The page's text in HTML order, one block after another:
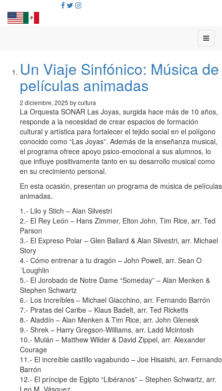
Un Viaje Sinfónico: Música de
películas animadas
2 diciembre, 2025 by cultura
La Orquesta SONAR Las Joyas, surgida hace más de 10 años,
responde a la necesidad de crear espacios de formación
cultural y artística para fortalecer el tejido social en el polígono
conocido como “Las Joyas”. Además de la enseñanza musical,
el programa ofrece apoyo psico-emocional a sus alumnos, lo
que influye positivamente tanto en su desarrollo musical como
en su crecimiento personal.
En esta ocasión, presentan un programa de música de películas
animadas.
1.- Lilo y Stich – Alan Silvestri
2.- El Rey León – Hans Zimmer, Elton John, Tim Rice, arr. Ted
Parson
3.- El Expreso Polar – Glen Ballard & Alan Silvestri, arr. Michael
Story
4.- Cómo entrenar a tu dragón – John Powell, arr. Sean O
´Loughlin
5.- El Jorobado de Notre Dame “Someday” – Alan Menken &
Stephen Schwartz
6.- Los Increíbles – Michael Giacchino, arr. Fernando Barrón
7.- Piratas del Caribe – Klaus Badelt, arr. Ted Ricketts
8.- Aladdín – Alan Menken & Tim Rice, arr. John Glenesk
9.- Shrek – Harry Gregson-Williams, arr. Ladd Mcintosh
10.- Mulán – Matthew Wilder & David Zippel, arr. Alexander
Courage
11.- El increíble castillo vagabundo – Joe Hisaishi, arr. Fernando
Barrón
12.- El príncipe de Egipto “Libéranos” – Stephen Schwartz, arr.
Leo M. Vásquez